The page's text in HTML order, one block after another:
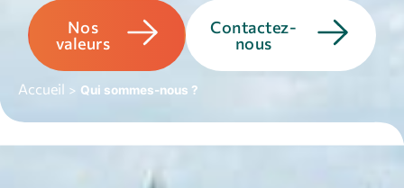
Nos
valeurs
Contactez-
nous
Accueil > Qui sommes-nous ?